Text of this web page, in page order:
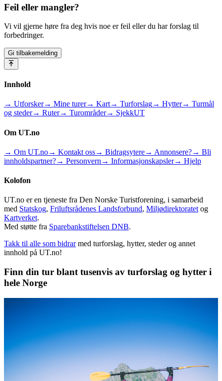
Feil eller mangler?
Vi vil gjerne høre fra deg hvis noe er feil eller du har forslag til
forbedringer.
Gi tilbakemelding
Innhold
→ Utforsker→ Mine turer→ Kart→ Turforslag→ Hytter→ Turmål
og steder→ Ruter→ Turområder→ SjekkUT
Om UT.no
→ Om UT.no→ Kontakt oss→ Bidragsytere→ Annonsere?→ Bli
innholdspartner?→ Personvern → Informasjonskapsler→ Hjelp
Kolofon
UT.no er en tjeneste fra Den Norske Turistforening, i samarbeid
med Statskog, Friluftsrådenes Landsforbund, Miljødirektoratet og
Kartverket.
Med støtte fra Sparebankstiftelsen DNB.
Takk til alle som bidrar med turforslag, hytter, steder og annet
innhold på UT.no!
Finn din tur blant tusenvis av turforslag og hytter i
hele Norge